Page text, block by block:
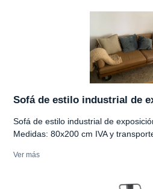
Sofá de estilo industrial de
Sofá de estilo industrial de
Medidas: 80x200 cm IVA y
Ver más